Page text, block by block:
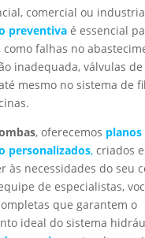
comercial ou
preventivaé essencial
como falhas no
inadequada, válvulas
mesmo no sistema de
, oferecemos planos
personalizados,criados
às necessidades do seu
de especialistas,
que garantem o
ideal do sistema